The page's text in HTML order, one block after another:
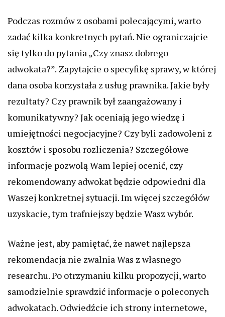
Podczas rozmów z osobami polecającymi, warto
zadać kilka konkretnych pytań. Nie ograniczajcie
się tylko do pytania „Czy znasz dobrego
adwokata?”. Zapytajcie o specyfikę sprawy, w której
dana osoba korzystała z usług prawnika. Jakie były
rezultaty? Czy prawnik był zaangażowany i
komunikatywny? Jak oceniają jego wiedzę i
umiejętności negocjacyjne? Czy byli zadowoleni z
kosztów i sposobu rozliczenia? Szczegółowe
informacje pozwolą Wam lepiej ocenić, czy
rekomendowany adwokat będzie odpowiedni dla
Waszej konkretnej sytuacji. Im więcej szczegółów
uzyskacie, tym trafniejszy będzie Wasz wybór.
Ważne jest, aby pamiętać, że nawet najlepsza
rekomendacja nie zwalnia Was z własnego
researchu. Po otrzymaniu kilku propozycji, warto
samodzielnie sprawdzić informacje o poleconych
adwokatach. Odwiedźcie ich strony internetowe,